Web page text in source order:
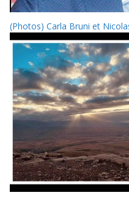
(Photos) Carla Bruni et